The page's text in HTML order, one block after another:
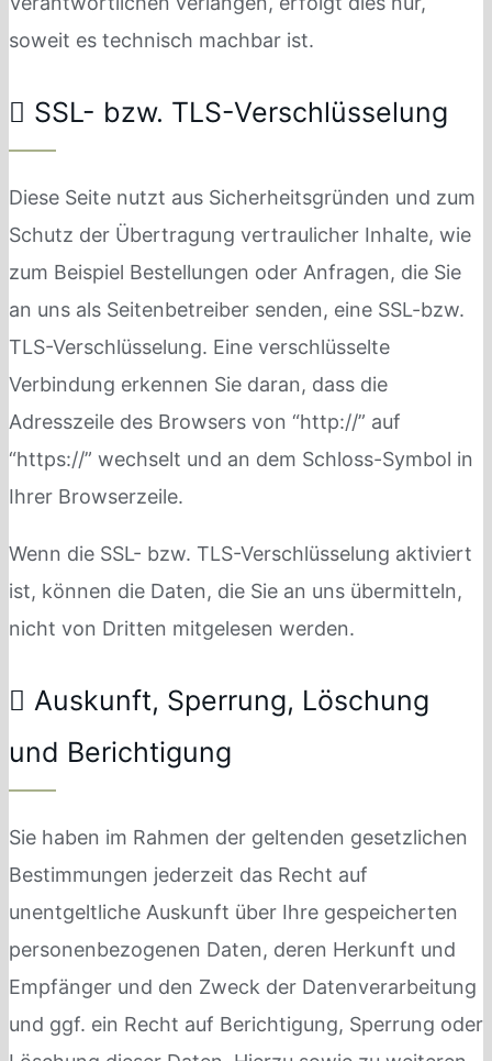
soweit es technisch machbar ist.
SSL- bzw. TLS-Verschlüsselung
Diese Seite nutzt aus Sicherheitsgründen und zum
Schutz der Übertragung vertraulicher Inhalte, wie
zum Beispiel Bestellungen oder Anfragen, die Sie
an uns als Seitenbetreiber senden, eine SSL-bzw.
TLS-Verschlüsselung. Eine verschlüsselte
Verbindung erkennen Sie daran, dass die
Adresszeile des Browsers von “http://” auf
“https://” wechselt und an dem Schloss-Symbol in
Ihrer Browserzeile.
Wenn die SSL- bzw. TLS-Verschlüsselung aktiviert
ist, können die Daten, die Sie an uns übermitteln,
nicht von Dritten mitgelesen werden.
Auskunft, Sperrung, Löschung
und Berichtigung
Sie haben im Rahmen der geltenden gesetzlichen
Bestimmungen jederzeit das Recht auf
unentgeltliche Auskunft über Ihre gespeicherten
personenbezogenen Daten, deren Herkunft und
Empfänger und den Zweck der Datenverarbeitung
und ggf. ein Recht auf Berichtigung, Sperrung oder